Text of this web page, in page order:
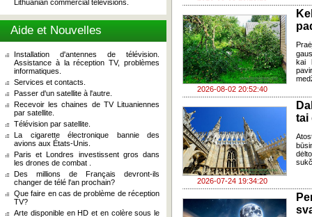
Lithuanian commercial televisions.
Aide et Nouvelles
Installation d'antennes de télévision.
Assistance à la réception TV, problèmes
informatiques.
Services et contacts.
Passer d'un satellite à l'autre.
Recevoir les chaines de TV Lituaniennes
par satellite.
Télévision par satellite.
La cigarette électronique bannie des
avions aux États-Unis.
Paris et Londres investissent gros dans
les drones de combat .
Des millions de Français devront-ils
changer de télé l'an prochain?
Que faire en cas de problème de réception
TV?
Arte disponible en HD et en colère sous le
2026-08-02 20:52:40
kai
2026-07-24 19:34:20
tai